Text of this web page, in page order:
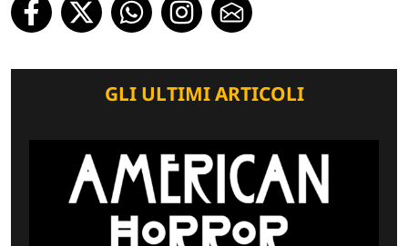
GLI ULTIMI ARTICOLI